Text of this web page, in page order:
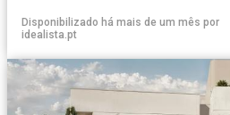
Disponibilizado há mais de um mês por
idealista.pt